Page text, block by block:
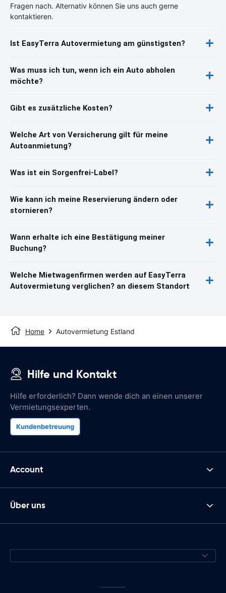
Fragen nach. Alternativ können Sie uns auch gerne
kontaktieren.
Ist EasyTerra Autovermietung am günstigsten?
Was muss ich tun, wenn ich ein Auto abholen
möchte?
Gibt es zusätzliche Kosten?
Welche Art von Versicherung gilt für meine
Autoanmietung?
Was ist ein Sorgenfrei-Label?
Wie kann ich meine Reservierung ändern oder
stornieren?
Wann erhalte ich eine Bestätigung meiner
Buchung?
Welche Mietwagenfirmen werden auf EasyTerra
Autovermietung verglichen? an diesem Standort
Home Autovermietung Estland
Hilfe und Kontakt
Hilfe erforderlich? Dann wende dich an einen unserer
Vermietungsexperten.
Kundenbetreuung
Account
Über uns